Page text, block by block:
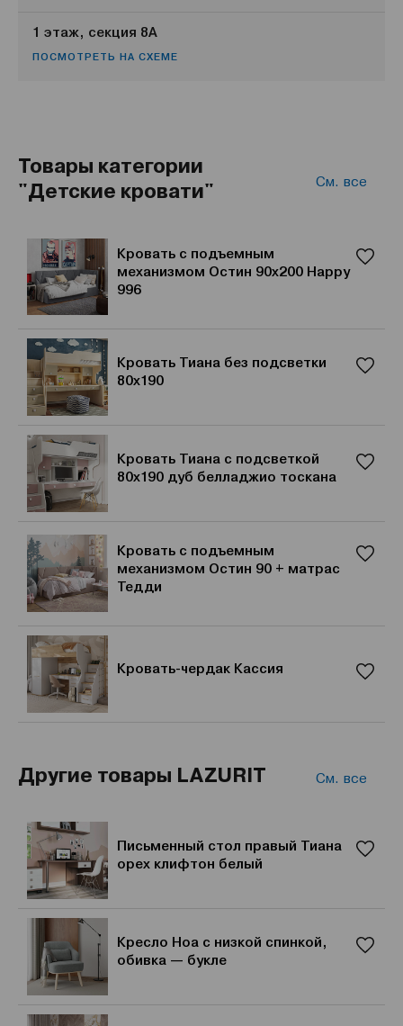
1 этаж, секция 8А
ПОСМОТРЕТЬ НА СХЕМЕ
Товары категории
"Детские кровати"
См. все
Кровать с подъемным
механизмом Остин 90x200 Happy
996
Кровать Тиана без подсветки
80x190
Кровать Тиана с подсветкой
80x190 дуб белладжио тоскана
Кровать с подъемным
механизмом Остин 90 + матрас
Тедди
Кровать-чердак Кассия
Другие товары LAZURIT См. все
Письменный стол правый Тиана
орех клифтон белый
Кресло Ноа с низкой спинкой,
обивка — букле